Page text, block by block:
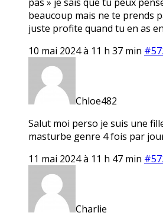
beaucoup mais ne te prends
juste profite quand tu en as
10 mai 2024 à 11 h 37 min
Chloe482
Salut moi perso je suis une
masturbe genre 4 fois par
11 mai 2024 à 11 h 47 min
Charlie